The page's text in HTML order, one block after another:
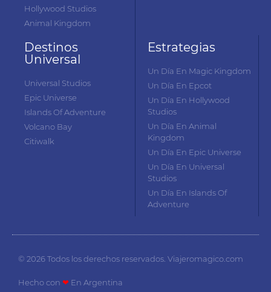
Hollywood Studios
Animal Kingdom
Destinos
Universal
Universal Studios
Epic Universe
Islands Of Adventure
Volcano Bay
Citiwalk
Estrategias
Un Día En Magic Kingdom
Un Día En Epcot
Un Día En Hollywood
Studios
Un Día En Animal
Kingdom
Un Día En Epic Universe
Un Día En Universal
Studios
Un Día En Islands Of
Adventure
© 2026 Todos los derechos reservados. Viajeromagico.com
Hecho con ❤ En Argentina